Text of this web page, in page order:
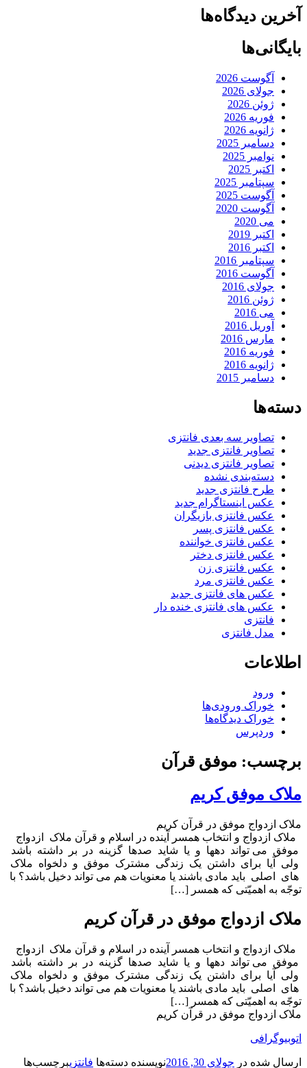
آخرین دیدگاه‌ها
بایگانی‌ها
آگوست 2026
جولای 2026
ژوئن 2026
فوریه 2026
ژانویه 2026
دسامبر 2025
نوامبر 2025
اکتبر 2025
سپتامبر 2025
آگوست 2025
آگوست 2020
می 2020
اکتبر 2019
اکتبر 2016
سپتامبر 2016
آگوست 2016
جولای 2016
ژوئن 2016
می 2016
آوریل 2016
مارس 2016
فوریه 2016
ژانویه 2016
دسامبر 2015
دسته‌ها
تصاویر سه بعدی فانتزی
تصاویر فانتزی جدید
تصاویر فانتزی دیدنی
دسته‌بندی نشده
طرح فانتزی جدید
عکس اینستاگرام جدید
عکس فانتزی بازیگران
عکس فانتزی پسر
عکس فانتزی خواننده
عکس فانتزی دختر
عکس فانتزی زن
عکس فانتزی مرد
عکس های فانتزی جدید
عکس های فانتزی خنده دار
فانتزی
مدل فانتزی
اطلاعات
ورود
خوراک ورودی‌ها
خوراک دیدگاه‌ها
وردپرس
برچسب: موفق قرآن
ملاک موفق کریم
ملاک ازدواج موفق در قرآن کریم
ملاک ازدواج و انتخاب همسر آینده در اسلام و قرآن ملاک ازدواج
موفق می تواند دهها و یا شاید صدها گزینه در بر داشته باشد
ولی آیا برای داشتن یک زندگی مشترک موفق و دلخواه ملاک
های اصلی باید مادی باشند یا معنویات هم می تواند دخیل باشد؟ با
توجّه به اهمیّتی که همسر […]
ملاک ازدواج موفق در قرآن کریم
ملاک ازدواج و انتخاب همسر آینده در اسلام و قرآن ملاک ازدواج
موفق می تواند دهها و یا شاید صدها گزینه در بر داشته باشد
ولی آیا برای داشتن یک زندگی مشترک موفق و دلخواه ملاک
های اصلی باید مادی باشند یا معنویات هم می تواند دخیل باشد؟ با
توجّه به اهمیّتی که همسر […]
ملاک ازدواج موفق در قرآن کریم
اتوبیوگرافی
ارسال شده در جولای 30, 2016 نویسنده دسته‌ها فانتزیبرچسب‌ها